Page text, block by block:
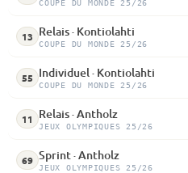
COUPE DU MONDE 25/26
13 Relais · Kontiolahti
COUPE DU MONDE 25/26
55 Individuel · Kontiolahti
COUPE DU MONDE 25/26
11 Relais · Antholz
JEUX OLYMPIQUES 25/26
69 Sprint · Antholz
JEUX OLYMPIQUES 25/26